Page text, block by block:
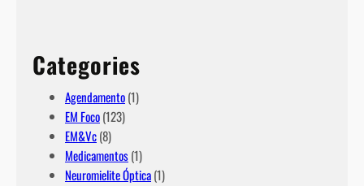
Categories
Agendamento(1)
EM Foco(123)
EM&Vc(8)
Medicamentos(1)
Neuromielite Óptica(1)